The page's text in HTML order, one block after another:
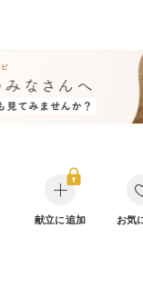
献立に追加 お気